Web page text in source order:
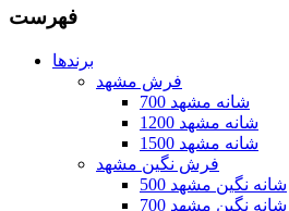
فهرست
برندها
فرش مشهد
700 شانه مشهد
1200 شانه مشهد
1500 شانه مشهد
فرش نگین مشهد
500 شانه نگین مشهد
700 شانه نگین مشهد